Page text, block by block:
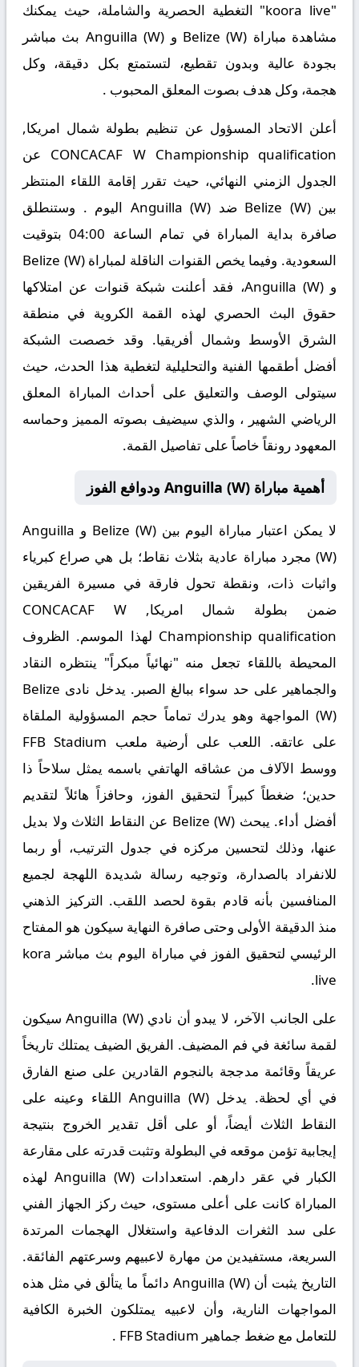
"koora live" التغطية الحصرية والشاملة، حيث يمكنك
مشاهدة مباراة Belize (W) و Anguilla (W) بث مباشر
بجودة عالية وبدون تقطيع، لتستمتع بكل دقيقة، وكل
هجمة، وكل هدف بصوت المعلق المحبوب .
أعلن الاتحاد المسؤول عن تنظيم بطولة شمال امريكا,
CONCACAF W Championship qualification عن
الجدول الزمني النهائي، حيث تقرر إقامة اللقاء المنتظر
بينBelize (W) ضد Anguilla (W)
اليوم . وستنطلق
صافرة بداية المباراة في تمام الساعة 04:00 بتوقيت
السعودية. وفيما يخص القنوات الناقلة لمباراة Belize (W)
و Anguilla (W)، فقد أعلنت شبكة قنوات عن امتلاكها
حقوق البث الحصري لهذه القمة الكروية في منطقة
الشرق الأوسط وشمال أفريقيا. وقد خصصت الشبكة
أفضل أطقمها الفنية والتحليلية لتغطية هذا الحدث، حيث
سيتولى الوصف والتعليق على أحداث المباراة المعلق
الرياضي الشهير ، والذي سيضيف بصوته المميز وحماسه
المعهود رونقاً خاصاً على تفاصيل القمة.
أهمية مباراة Anguilla (W) ودوافع الفوز
لا يمكن اعتبار مباراة اليوم بينBelize (W) و Anguilla
(W) مجرد مباراة عادية بثلاث نقاط؛ بل هي صراع كبرياء
واثبات ذات، ونقطة تحول فارقة في مسيرة الفريقين
ضمن بطولة شمال امريكا, CONCACAF W
Championship qualification لهذا الموسم. الظروف
المحيطة باللقاء تجعل منه "نهائياً مبكراً" ينتظره النقاد
والجماهير على حد سواء ببالغ الصبر. يدخل نادى Belize
(W) المواجهة وهو يدرك تماماً حجم المسؤولية الملقاة
على عاتقه. اللعب على أرضية ملعب FFB Stadium
ووسط الآلاف من عشاقه الهاتفي باسمه يمثل سلاحاً ذا
حدين؛ ضغطاً كبيراً لتحقيق الفوز، وحافزاً هائلاً لتقديم
أفضل أداء. يبحث Belize (W) عن النقاط الثلاث ولا بديل
عنها، وذلك لتحسين مركزه في جدول الترتيب، أو ربما
للانفراد بالصدارة، وتوجيه رسالة شديدة اللهجة لجميع
المنافسين بأنه قادم بقوة لحصد اللقب. التركيز الذهني
منذ الدقيقة الأولى وحتى صافرة النهاية سيكون هو المفتاح
الرئيسي لتحقيق الفوز في مباراة اليوم
بث مباشر kora
live
.
على الجانب الآخر، لا يبدو أن ناديAnguilla (W)سيكون
لقمة سائغة في فم المضيف. الفريق الضيف يمتلك تاريخاً
عريقاً وقائمة مدججة بالنجوم القادرين على صنع الفارق
في أي لحظة. يدخل Anguilla (W) اللقاء وعينه على
النقاط الثلاث أيضاً، أو على أقل تقدير الخروج بنتيجة
إيجابية تؤمن موقعه في البطولة وتثبت قدرته على مقارعة
الكبار في عقر دارهم. استعدادات Anguilla (W) لهذه
المباراة كانت على أعلى مستوى، حيث ركز الجهاز الفني
على سد الثغرات الدفاعية واستغلال الهجمات المرتدة
السريعة، مستفيدين من مهارة لاعبيهم وسرعتهم الفائقة.
التاريخ يثبت أن Anguilla (W) دائماً ما يتألق في مثل هذه
المواجهات النارية، وأن لاعبيه يمتلكون الخبرة الكافية
للتعامل مع ضغط جماهير FFB Stadium .